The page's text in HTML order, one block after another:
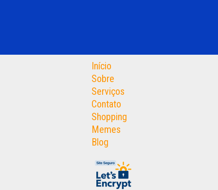
Início
Sobre
Serviços
Contato
Shopping
Memes
Blog